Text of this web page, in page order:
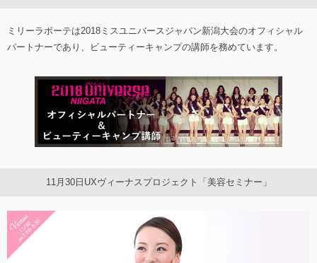
ミリーラボーテは2018ミスユニバースジャパン新潟大会のオフィシャル
パートナーであり、ビューティーキャンプの講師を務めています。
11月30日UXヴィーナスプロジェクト「美容セミナー」